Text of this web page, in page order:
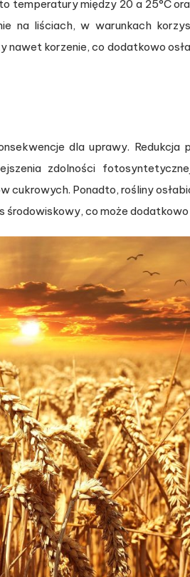
temperatury między 20 a 25°C
na liściach, w warunkach
nawet korzenie, co dodatkowo
dla uprawy. Redukcja
zdolności
cukrowych. Ponadto, rośliny
środowiskowy, co może